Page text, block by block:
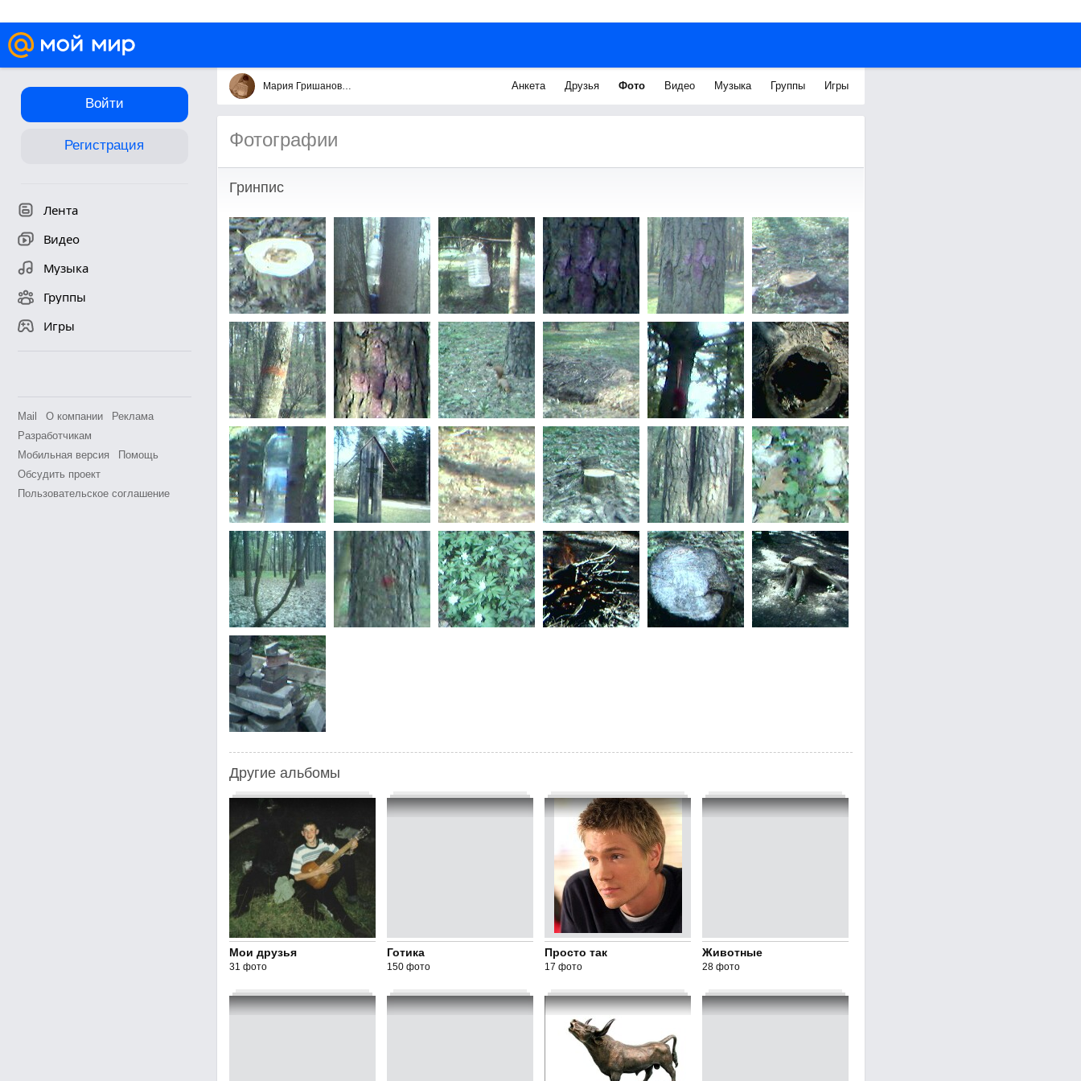
Войти
Регистрация
Лента
Видео
Музыка
Группы
Игры
Mail О компании
Реклама
Разработчикам
Мобильная версия
Помощь
Обсудить проект
Пользовательское соглашение
Мария Гришанович Анкета Друзья Фото Видео Музыка Группы Игры
Фотографии
Гринпис
Другие альбомы
Мои друзья
31 фото
Готика
150 фото
Просто так
17 фото
Животные
28 фото